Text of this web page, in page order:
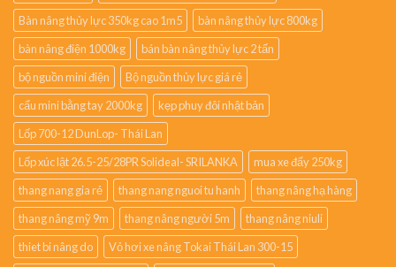
Bàn nâng thủy lực 350kg cao 1m5
bàn nâng thủy lực 800kg
bàn nâng điện 1000kg
bán bàn nâng thủy lực 2 tấn
bộ nguồn mini điện
Bộ nguồn thủy lực giá rẻ
cẩu mini bằng tay 2000kg
kẹp phuy đôi nhật bản
Lốp 700-12 DunLop- Thái Lan
Lốp xúc lật 26.5-25/28PR Solideal- SRILANKA
mua xe đẩy 250kg
thang nang gia rẻ
thang nang nguoi tu hanh
thang nâng hạ hàng
thang nâng mỹ 9m
thang nâng người 5m
thang nâng niuli
thiet bi nâng do
Vỏ hơi xe nâng Tokai Thái Lan 300-15